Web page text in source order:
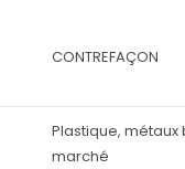
CONTREFAÇON
Plastique, métaux
marché